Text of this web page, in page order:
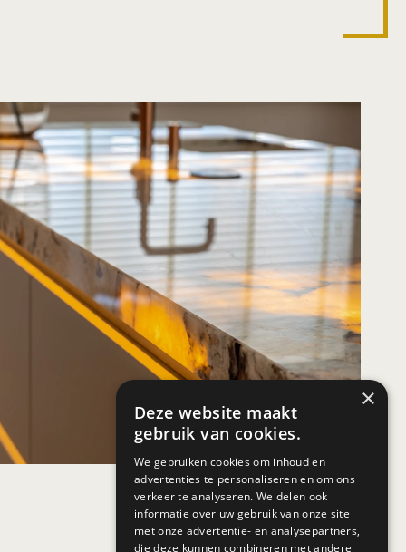
×
Deze website maakt
gebruik van cookies.
We gebruiken cookies om inhoud en
advertenties te personaliseren en om ons
verkeer te analyseren. We delen ook
informatie over uw gebruik van onze site
met onze advertentie- en analysepartners,
die deze kunnen combineren met andere